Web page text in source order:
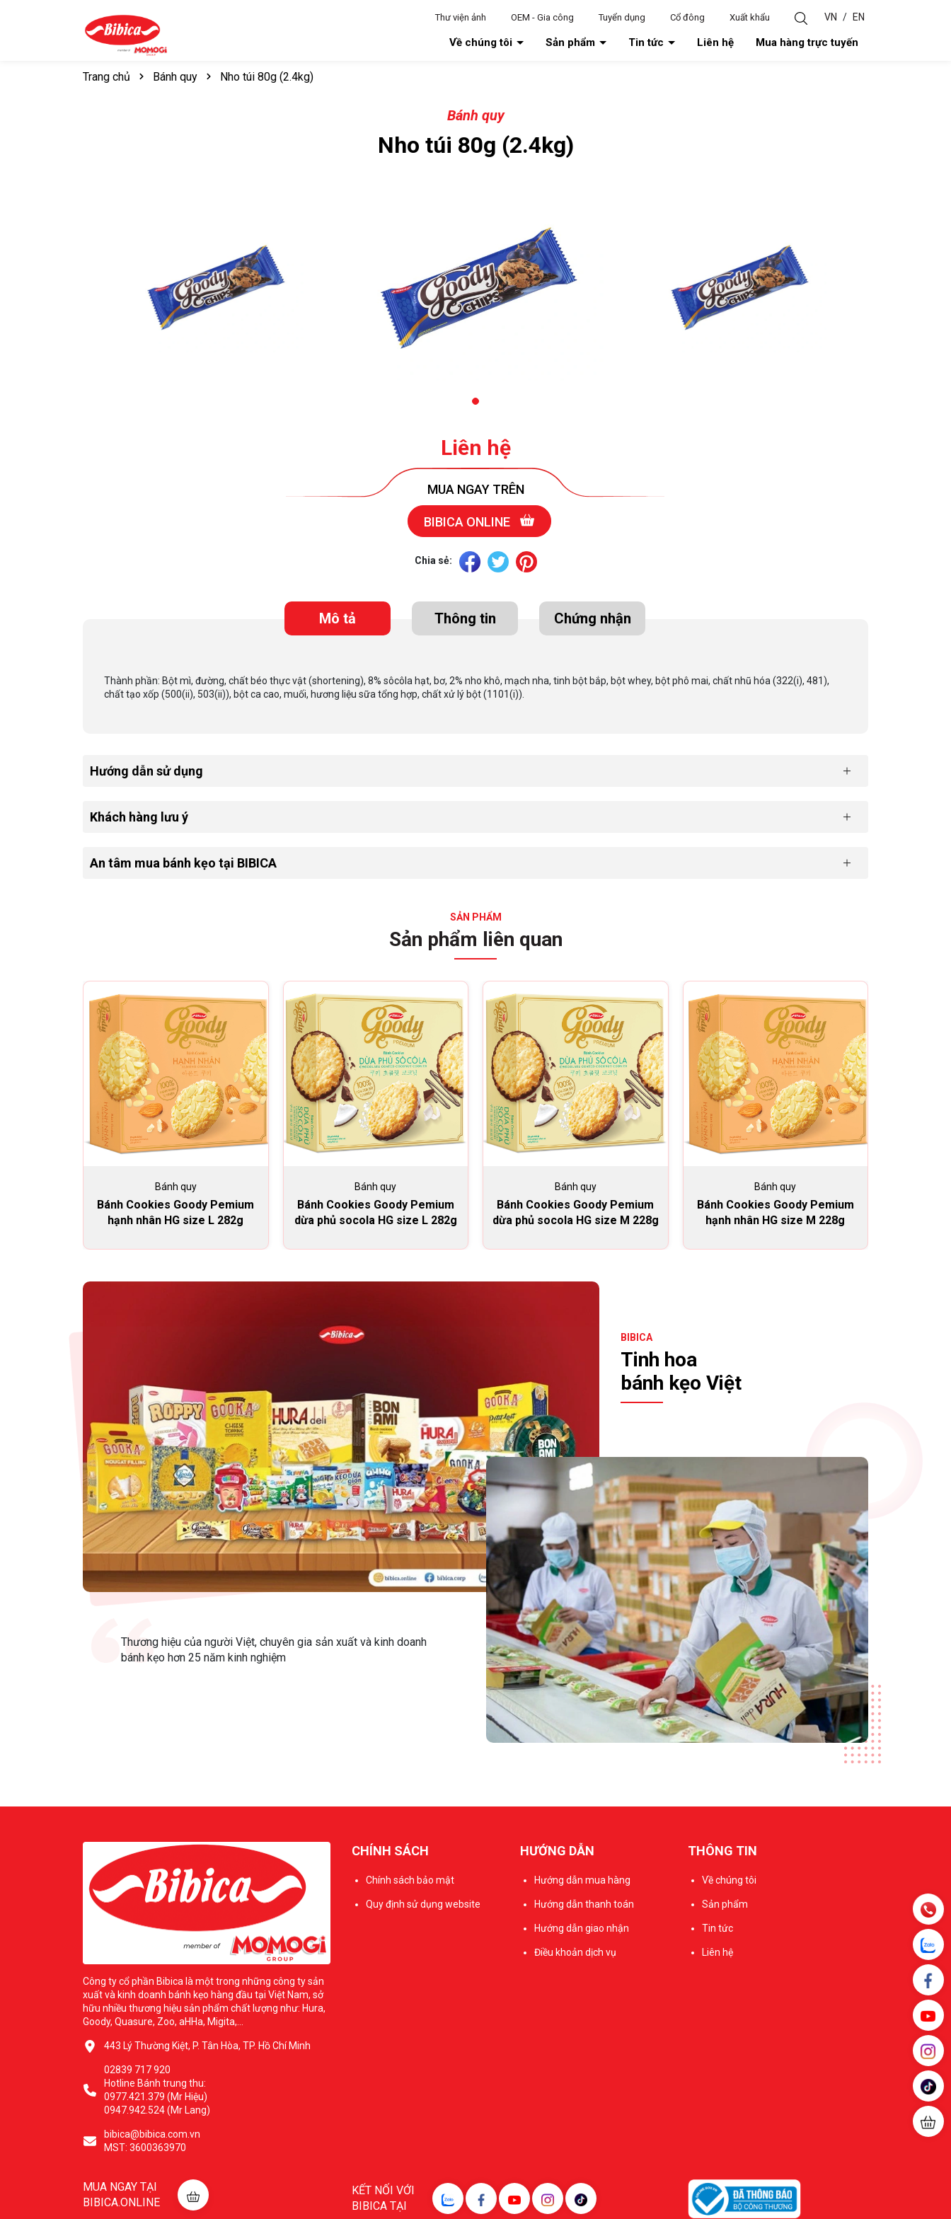
Thư viện ảnh OEM - Gia công Tuyển dụng Cổ đông Xuất khẩu VN / EN
Về chúng tôi Sản phẩm Tin tức Liên hệ Mua hàng trực tuyến
Trang chủ Bánh quy Nho túi 80g (2.4kg)
Bánh quy
Nho túi 80g (2.4kg)
Liên hệ
MUA NGAY TRÊN
BIBICA ONLINE
Chia sẻ:
Mô tả Thông tin Chứng nhận
Thành phần: Bột mì, đường, chất béo thực vật (shortening), 8% sôcôla hạt, bơ, 2% nho khô, mạch nha, tinh bột bắp, bột whey, bột phô mai, chất nhũ hóa (322(i), 481),
chất tạo xốp (500(ii), 503(ii)), bột ca cao, muối, hương liệu sữa tổng hợp, chất xử lý bột (1101(i)).
Hướng dẫn sử dụng
Khách hàng lưu ý
An tâm mua bánh kẹo tại BIBICA
SẢN PHẨM
Sản phẩm liên quan
Bánh quy
Bánh Cookies Goody Pemium
hạnh nhân HG size L 282g
Bánh quy
Bánh Cookies Goody Pemium
dừa phủ socola HG size L 282g
Bánh quy
Bánh Cookies Goody Pemium
dừa phủ socola HG size M 228g
Bánh quy
Bánh Cookies Goody Pemium
hạnh nhân HG size M 228g
BIBICA
Tinh hoa
bánh kẹo Việt
Thương hiệu của người Việt, chuyên gia sản xuất và kinh doanh
bánh kẹo hơn 25 năm kinh nghiệm
Công ty cổ phần Bibica là một trong những công ty sản
xuất và kinh doanh bánh kẹo hàng đầu tại Việt Nam, sở
hữu nhiều thương hiệu sản phẩm chất lượng như: Hura,
Goody, Quasure, Zoo, aHHa, Migita,...
443 Lý Thường Kiệt, P. Tân Hòa, TP. Hồ Chí Minh
02839 717 920
Hotline Bánh trung thu:
0977.421.379 (Mr Hiệu)
0947.942.524 (Mr Lang)
bibica@bibica.com.vn
MST: 3600363970
CHÍNH SÁCH
Chính sách bảo mật
Quy định sử dụng website
HƯỚNG DẪN
Hướng dẫn mua hàng
Hướng dẫn thanh toán
Hướng dẫn giao nhận
Điều khoản dịch vụ
THÔNG TIN
Về chúng tôi
Sản phẩm
Tin tức
Liên hệ
MUA NGAY TẠI
BIBICA.ONLINE
KẾT NỐI VỚI
BIBICA TẠI